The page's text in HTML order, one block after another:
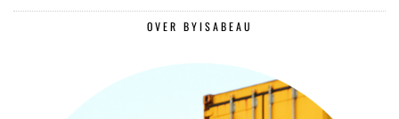
OVER BYISABEAU